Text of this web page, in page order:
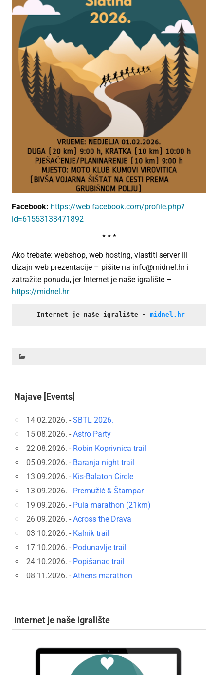
Facebook: https://web.facebook.com/profile.php?
id=61553138471892
* * *
Ako trebate: webshop, web hosting, vlastiti server ili
dizajn web prezentacije – pišite na info@midnel.hr i
zatražite ponudu, jer Internet je naše igralište –
https://midnel.hr
Internet je naše igralište - midnel.hr
Najave [Events]
14.02.2026. - SBTL 2026.
15.08.2026. - Astro Party
22.08.2026. - Robin Koprivnica trail
05.09.2026. - Baranja night trail
13.09.2026. - Kis-Balaton Circle
13.09.2026. - Premužić & Štampar
19.09.2026. - Pula marathon (21km)
26.09.2026. - Across the Drava
03.10.2026. - Kalnik trail
17.10.2026. - Podunavlje trail
24.10.2026. - Popišanac trail
08.11.2026. - Athens marathon
Internet je naše igralište